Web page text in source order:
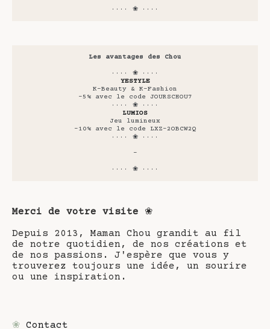
···· ❀ ····
Les avantages des Chou
···· ❀ ····
YESTYLE
K-Beauty & K-Fashion
-5% avec le code JOURSCHOU7
···· ❀ ····
LUMIOS
Jeu lumineux
-10% avec le code LXZ-2OBCW2Q
···· ❀ ····
-
···· ❀ ····
Merci de votre visite ❀
Depuis 2013, Maman Chou grandit au fil
de notre quotidien, de nos créations et
de nos passions. J'espère que vous y
trouverez toujours une idée, un sourire
ou une inspiration.
❀ Contact